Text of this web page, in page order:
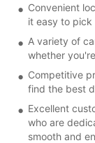
Convenient
it easy to
A variety of
whether
Competitive
find the best
Excellent
who are
smooth and